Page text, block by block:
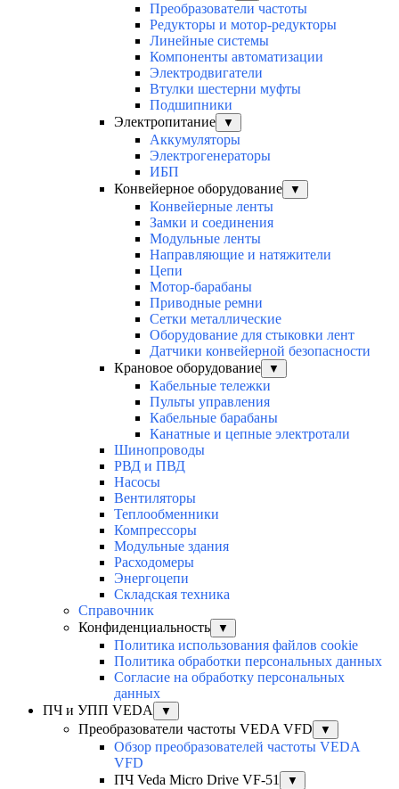
Преобразователи частоты
Редукторы и мотор-редукторы
Линейные системы
Компоненты автоматизации
Электродвигатели
Втулки шестерни муфты
Подшипники
Электропитание
▼
Аккумуляторы
Электрогенераторы
ИБП
Конвейерное оборудование
▼
Конвейерные ленты
Замки и соединения
Модульные ленты
Направляющие и натяжители
Цепи
Мотор-барабаны
Приводные ремни
Сетки металлические
Оборудование для стыковки лент
Датчики конвейерной безопасности
Крановое оборудование
▼
Кабельные тележки
Пульты управления
Кабельные барабаны
Канатные и цепные электротали
Шинопроводы
РВД и ПВД
Насосы
Вентиляторы
Теплообменники
Компрессоры
Модульные здания
Расходомеры
Энергоцепи
Складская техника
Справочник
Конфиденциальность
▼
Политика использования файлов cookie
Политика обработки персональных данных
Согласие на обработку персональных
данных
ПЧ и УПП VEDA
▼
Преобразователи частоты VEDA VFD ▼
Обзор преобразователей частоты VEDA
VFD
ПЧ Veda Micro Drive VF-51
▼